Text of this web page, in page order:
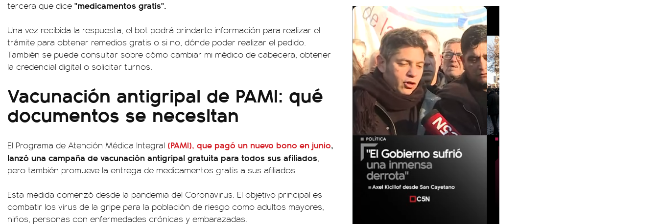
tercera que dice "medicamentos gratis".
Una vez recibida la respuesta, el bot podrá brindarte información para realizar el
trámite para obtener remedios gratis o si no, dónde poder realizar el pedido.
También se puede consultar sobre cómo cambiar mi médico de cabecera, obtener
la credencial digital o solicitar turnos.
Vacunación antigripal de PAMI: qué
documentos se necesitan
El Programa de Atención Médica Integral (PAMI), que pagó un nuevo bono en junio,
lanzó una campaña de vacunación antigripal gratuita para todos sus afiliados
pero también promueve la entrega de medicamentos gratis a sus afiliados.
Esta medida comenzó desde la pandemia del Coronavirus. El objetivo principal es
combatir los virus de la gripe para la población de riesgo como adultos mayores,
niños, personas con enfermedades crónicas y embarazadas.